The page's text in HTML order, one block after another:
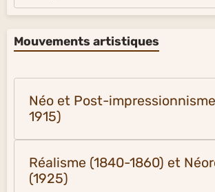
Mouvements artistiques
Néo et Post-
1915)
Réalisme (1840-1860) et
(1925)